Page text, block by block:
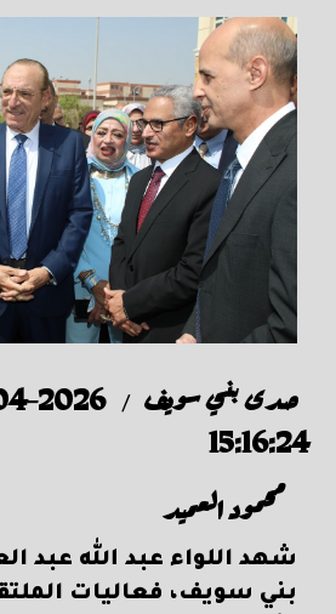
صدى بني سويف /
15:16:24
محمود العميد
شهد اللواء عبد الله عبد
بني سويف، فعاليات